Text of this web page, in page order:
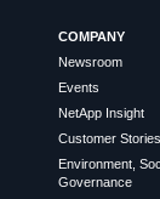
COMPANY
Newsroom
Events
NetApp Insight
Customer Stories
Environment,
Governance